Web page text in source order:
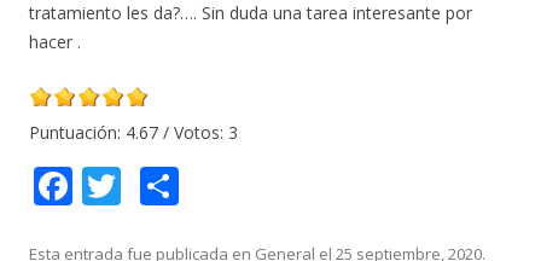
tratamiento les da?…. Sin duda una tarea interesante por
hacer .
Puntuación: 4.67 / Votos: 3
F T
Esta entrada fue publicada en General el 25 septiembre, 2020.